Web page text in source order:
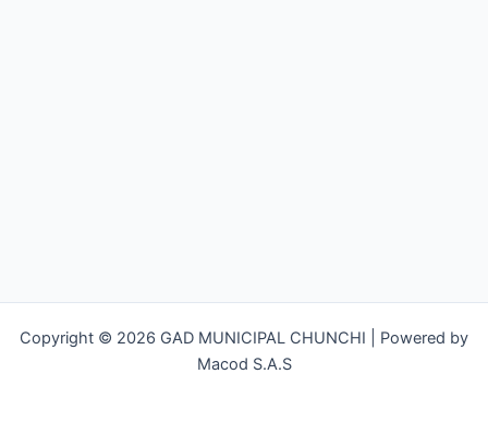
Copyright © 2026 GAD MUNICIPAL CHUNCHI | Powered by
Macod S.A.S